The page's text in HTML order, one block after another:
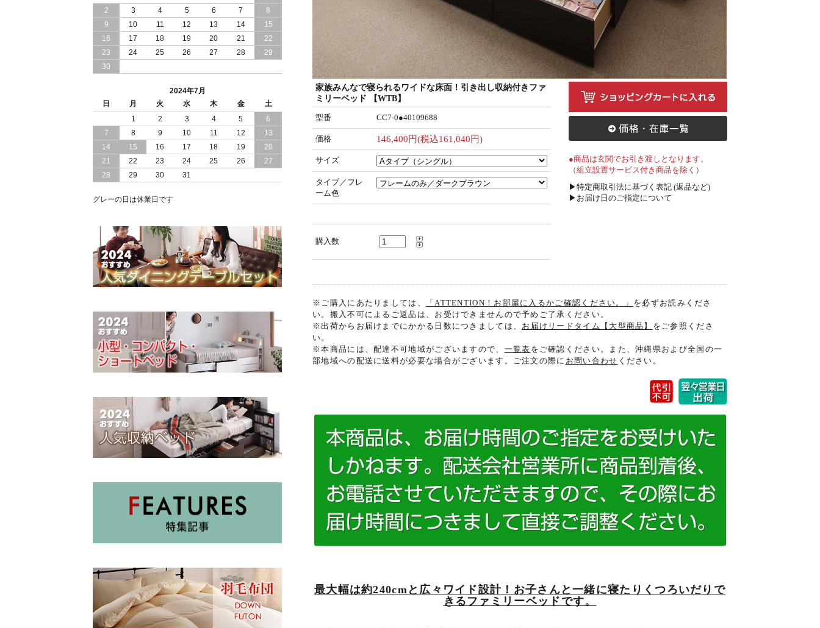
家族みんなで寝られるワイドな床面！引き出し収納付きファ
ミリーベッド 【WTB】
型番 CC7-0●40109688
価格 146,400円(税込161,040円)
サイズ
タイプ／フレ
ーム色
購入数
●商品は玄関でお引き渡しとなります。
（組立設置サービス付き商品を除く）
▶特定商取引法に基づく表記 (返品など)
▶お届け日のご指定について
※ご購入にあたりましては、 「ATTENTION！お部屋に入るかご確認ください。」 を必ずお読みくださ
い。搬入不可によるご返品は、お受けできませんので予めご了承ください。
※出荷からお届けまでにかかる日数につきましては、 お届けリードタイム【大型商品】 をご参照くださ
い。
※本商品には、配達不可地域がございますので、 一覧表 をご確認ください。また、沖縄県および全国の一
部地域への配送に送料が必要な場合がございます。ご注文の際に お問い合わせ ください。
最大幅は約240cmと広々ワイド設計！お子さんと一緒に寝たりくつろいだりで
きるファミリーベッドです。
2024/04/23
すのこ の 床板 簡単 軽い コンパクトな
大容量 収納 跳ね上げ式 ベッド
2024/03/28
おすすめ クイーン キング ワイドキング
サイズ で 通気性ある すのこ仕様 大容
畳 仕様 で 敷き布団 が使える 引き出し
収納 付き 大容量 チェスト ベッド 日本
製 ヘッドボードなし
2024/02/23
畳 の 床面 で 敷き布団 で 寝られる 引き
出し 収納庫 付 大容量 チェスト ベッド
日本製
し 収納庫 付き チェスト ベッド 日本製
2
3 4 5 6 7
8
9
10 11 12 13 14
15
16
17 18 19 20 21
22
23
24 25 26 27 28
29
30
2024年7月
日
月 火 水 木 金
土
1
2 3 4 5
6
7
8 9 10 11 12
13
14
15 16 17 18 19
20
21
22 23 24 25 26
27
28
29 30 31
グレーの日は休業日です